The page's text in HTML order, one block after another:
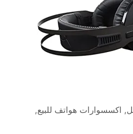
, اكسسوارات هواتف للبيع,